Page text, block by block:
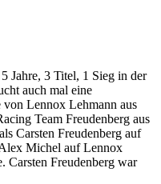
Jahre, 3 Titel, 1 Sieg in der
auch mal eine
von Lennox Lehmann aus
Team Freudenberg aus
Carsten Freudenberg auf
Michel auf Lennox
Carsten Freudenberg war